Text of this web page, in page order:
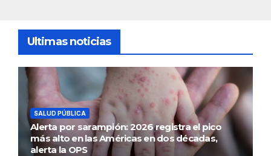
Ultimas noticias
SALUD PÚBLICA
Alerta por sarampión: 2026 registra el pico
más alto en las Américas en dos décadas,
alerta la OPS